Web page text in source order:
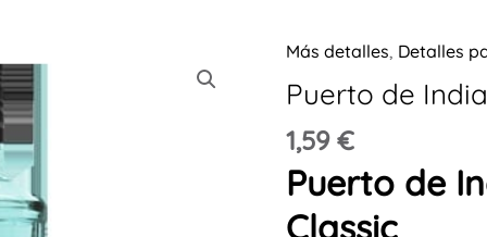
Más detalles, Detalles
Puerto de
1,59€
Puerto de
Classic